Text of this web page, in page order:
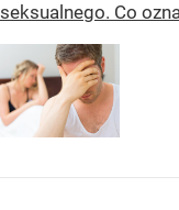
seksualnego. Co